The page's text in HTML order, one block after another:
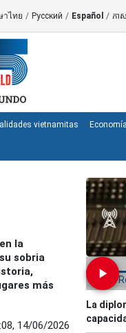
าไทย / Русский / Español / ភាស
vietnamitas Economía
la
sobria
más
14/06/2026
Most
La